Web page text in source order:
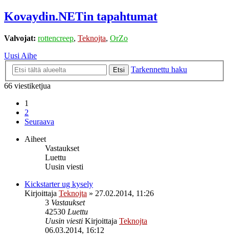
Kovaydin.NETin tapahtumat
Valvojat: rottencreep, Teknojta, OrZo
Uusi Aihe
Etsi
Tarkennettu haku
66 viestiketjua
1
2
Seuraava
Aiheet
Vastaukset
Luettu
Uusin viesti
Kickstarter ug kysely
Kirjoittaja Teknojta » 27.02.2014, 11:26
3 Vastaukset
42530 Luettu
Uusin viesti Kirjoittaja Teknojta
06.03.2014, 16:12